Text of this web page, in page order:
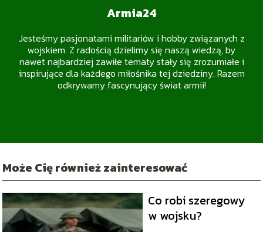
Armia24
Jesteśmy pasjonatami militariów i hobby związanych z
wojskiem. Z radością dzielimy się naszą wiedzą, by
nawet najbardziej zawiłe tematy stały się zrozumiałe i
inspirujące dla każdego miłośnika tej dziedziny. Razem
odkrywamy fascynujący świat armii!
Może Cię również zainteresować
Co robi szeregowy
w wojsku?